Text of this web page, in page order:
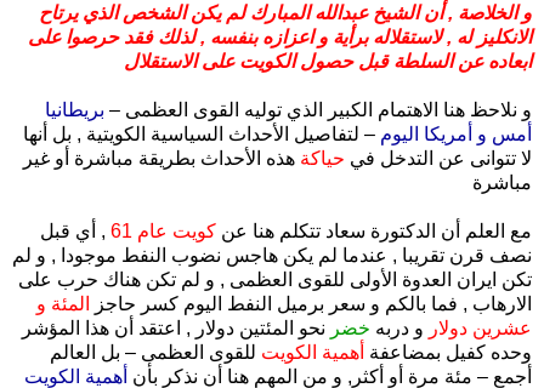
و الخلاصة , أن الشيخ عبدالله المبارك لم يكن الشخص الذي يرتاح
الانكليز له , لاستقلاله برأية و اعزازه بنفسه , لذلك فقد حرصوا على
ابعاده عن السلطة قبل حصول الكويت على الاستقلال
و نلاحظ هنا الاهتمام الكبير الذي توليه القوى العظمى – بريطانيا
أمس و أمريكا اليوم – لتفاصيل الأحداث السياسية الكويتية , بل أنها
لا تتوانى عن التدخل في حياكة هذه الأحداث بطريقة مباشرة أو غير
مباشرة
مع العلم أن الدكتورة سعاد تتكلم هنا عن كويت عام 61
, أي قبل
نصف قرن تقريبا , عندما لم يكن هاجس نضوب النفط موجودا , و لم
تكن ايران العدوة الأولى للقوى العظمى , و لم تكن هناك حرب على
الارهاب , فما بالكم و سعر برميل النفط اليوم كسر حاجز
المئة و
عشرين دولار و دربه خضر نحو المئتين دولار , اعتقد أن هذا المؤشر
وحده كفيل بمضاعفة أهمية الكويت للقوى العظمى – بل العالم
أجمع – مئة مرة أو أكثر, و من المهم هنا أن نذكر بأن أهمية الكويت